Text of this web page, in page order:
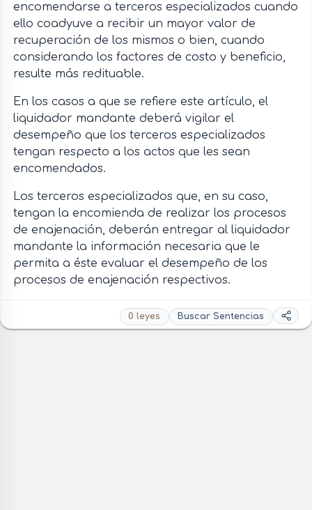
encomendarse a terceros especializados cuando
ello coadyuve a recibir un mayor valor de
recuperación de los mismos o bien, cuando
considerando los factores de costo y beneficio,
resulte más redituable.
En los casos a que se refiere este artículo, el
liquidador mandante deberá vigilar el
desempeño que los terceros especializados
tengan respecto a los actos que les sean
encomendados.
Los terceros especializados que, en su caso,
tengan la encomienda de realizar los procesos
de enajenación, deberán entregar al liquidador
mandante la información necesaria que le
permita a éste evaluar el desempeño de los
procesos de enajenación respectivos.
0 leyes Buscar Sentencias